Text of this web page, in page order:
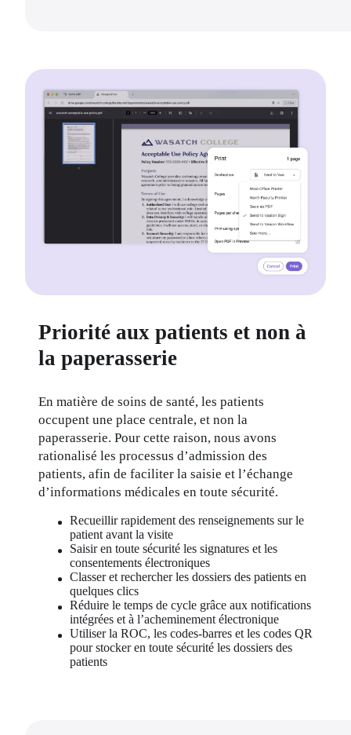
Priorité aux patients et non à
la paperasserie
En matière de soins de santé, les patients
occupent une place centrale, et non la
paperasserie. Pour cette raison, nous avons
rationalisé les processus d’admission des
patients, afin de faciliter la saisie et l’échange
d’informations médicales en toute sécurité.
Recueillir rapidement des renseignements sur le
patient avant la visite
Saisir en toute sécurité les signatures et les
consentements électroniques
Classer et rechercher les dossiers des patients en
quelques clics
Réduire le temps de cycle grâce aux notifications
intégrées et à l’acheminement électronique
Utiliser la ROC, les codes-barres et les codes QR
pour stocker en toute sécurité les dossiers des
patients